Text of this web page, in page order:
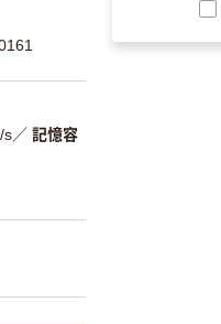
s／ 記憶容